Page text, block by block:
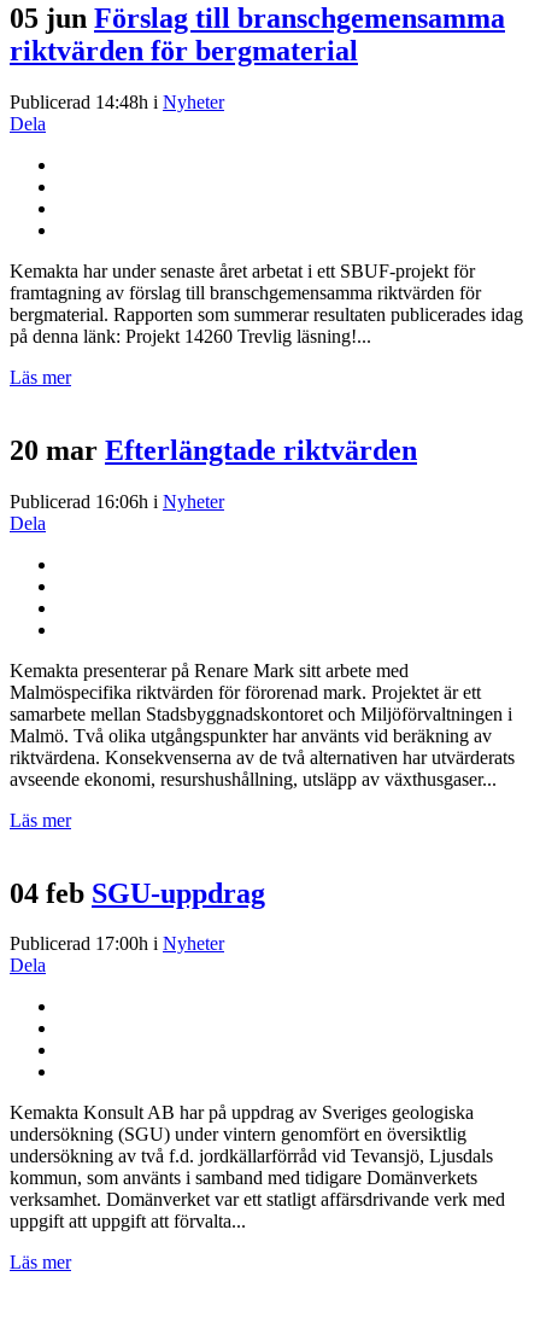
05 jun Förslag till branschgemensamma
riktvärden för bergmaterial
Publicerad 14:48h i Nyheter
Dela
Kemakta har under senaste året arbetat i ett SBUF-projekt för
framtagning av förslag till branschgemensamma riktvärden för
bergmaterial. Rapporten som summerar resultaten publicerades idag
på denna länk: Projekt 14260 Trevlig läsning!...
Läs mer
20 mar Efterlängtade riktvärden
Publicerad 16:06h i Nyheter
Dela
Kemakta presenterar på Renare Mark sitt arbete med
Malmöspecifika riktvärden för förorenad mark. Projektet är ett
samarbete mellan Stadsbyggnadskontoret och Miljöförvaltningen i
Malmö. Två olika utgångspunkter har använts vid beräkning av
riktvärdena. Konsekvenserna av de två alternativen har utvärderats
avseende ekonomi, resurshushållning, utsläpp av växthusgaser...
Läs mer
04 feb SGU-uppdrag
Publicerad 17:00h i Nyheter
Dela
Kemakta Konsult AB har på uppdrag av Sveriges geologiska
undersökning (SGU) under vintern genomfört en översiktlig
undersökning av två f.d. jordkällarförråd vid Tevansjö, Ljusdals
kommun, som använts i samband med tidigare Domänverkets
verksamhet. Domänverket var ett statligt affärsdrivande verk med
uppgift att uppgift att förvalta...
Läs mer